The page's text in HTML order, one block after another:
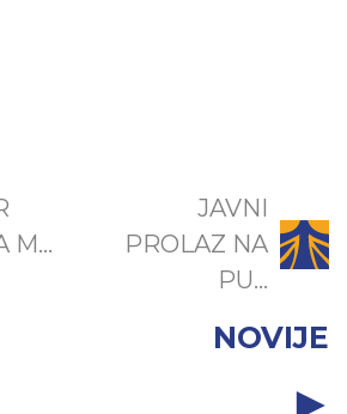
M...
JAVNI
PROLAZ NA
PU...
NOVIJE